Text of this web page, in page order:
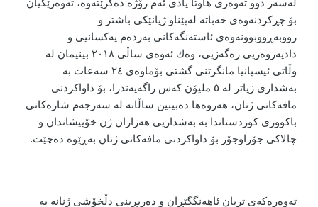
بۆ چڕكردنەوەی خەباتە لەپێناو ژیانێكی باشتر و
رووبەڕووبوونەوەی ئاستەنگەكانی بەردەم یەكسانیی و
دادپەروەریی رەگەزیی، وەك ئەوەی ساڵی ٢٠١٨ بینیمان لە
وڵاتی ئیسپانیا مانگرتنی گشتی بۆماوەی ٢٤ سەعات بە
بەشداری زیاتر لە ٥ ملیۆن كەس راگەیەندرا، بۆ داواكردنی
مافەكانی ژنان، هەروەها دەبینین ساڵانە لە سەرجەم شارەكانی
باكووری كوردستاندا بە بەشداریی هەزاران ژن خۆپیشاندان و
چالاكی جۆراوجۆر بۆ داواكردنی مافەكانی ژنان بەڕێوە دەچێت.
تەوەرەكەی تریان ئاهەنگگێڕان و دەربڕینی دڵخۆشی ژنانە بە